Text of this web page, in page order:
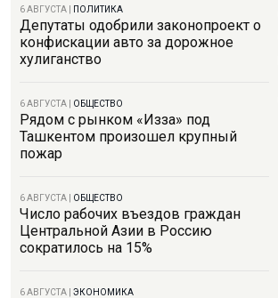
6 АВГУСТА ПОЛИТИКА
Депутаты одобрили законопроект о
конфискации авто за дорожное
хулиганство
6 АВГУСТА ОБЩЕСТВО
Рядом с рынком «Изза» под
Ташкентом произошел крупный
пожар
6 АВГУСТА ОБЩЕСТВО
Число рабочих въездов граждан
Центральной Азии в Россию
сократилось на 15%
6 АВГУСТА ЭКОНОМИКА